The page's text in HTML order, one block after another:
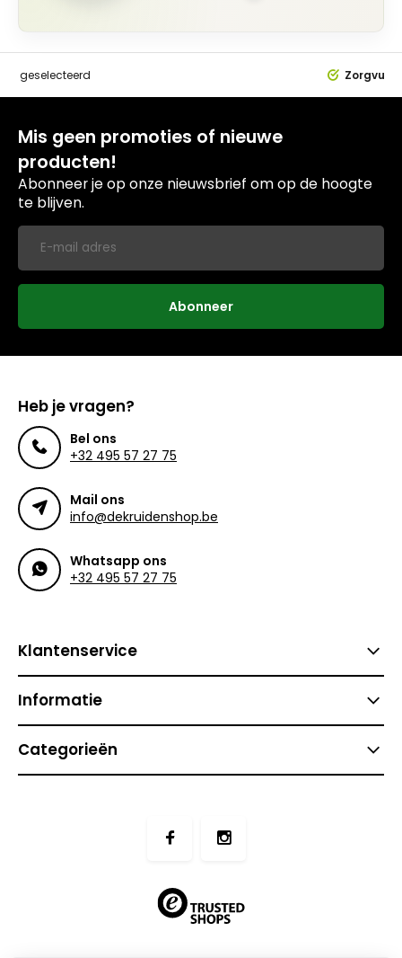
geselecteerd
Mis geen promoties of nieuwe
producten!
Abonneer je op onze nieuwsbrief om op de hoogte
te blijven.
Abonneer
Heb je vragen?
Bel ons
+32 495 57 27 75
Mail ons
info@dekruidenshop.be
Whatsapp ons
+32 495 57 27 75
Klantenservice
Informatie
Categorieën